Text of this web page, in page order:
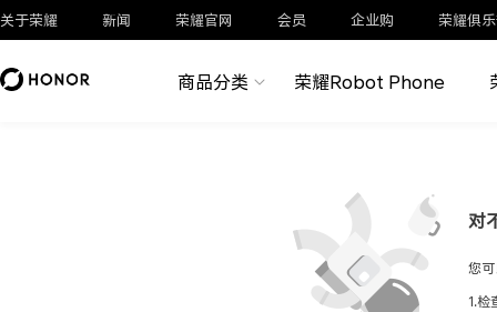
关于荣耀 新闻 荣耀官网 会员 企业购 荣耀俱
商品分类 荣耀Robot Phone
对
您
1.检